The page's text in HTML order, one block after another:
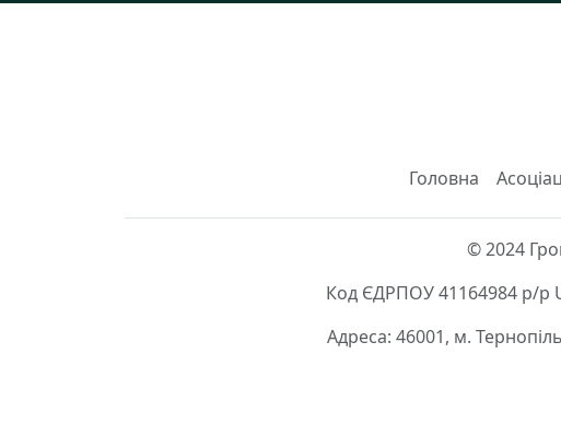
Головна
© 2024
Код ЄДРПОУ 41164984 р/р
Адреса: 46001, м.